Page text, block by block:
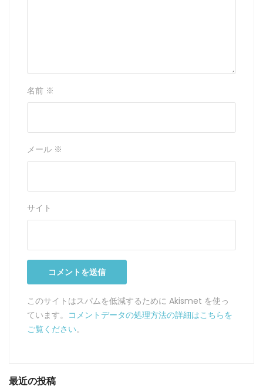
名前 ※
メール ※
サイト
このサイトはスパムを低減するために Akismet を使っ
ています。 コメントデータの処理方法の詳細はこちらを
ご覧ください。
最近の投稿